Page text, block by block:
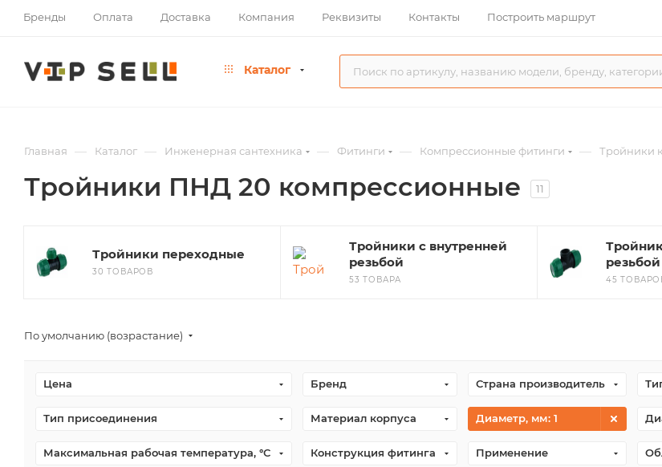
Бренды Оплата Доставка Компания Реквизиты Контакты Построить маршрут
Каталог
Главная — Каталог — Инженерная сантехника — Фитинги — Компрессионные фитинги — Тройники
Тройники ПНД 20 компрессионные 11
Тройники переходные
30 ТОВАРОВ
Тройники с внутренней
резьбой
53 ТОВАРА
резьбой
45
По умолчанию (возрастание)
Цена Бренд Страна производитель
Тип присоединения Материал корпуса Диаметр, мм: 1
Максимальная рабочая температура, °С Конструкция фитинга Применение